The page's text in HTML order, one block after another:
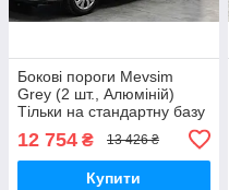
Бокові пороги Mevsim
Grey (2 шт., Алюміній)
Тільки на стандартну базу
2022 рр
12 754 ₴ 13 426 ₴
Купити